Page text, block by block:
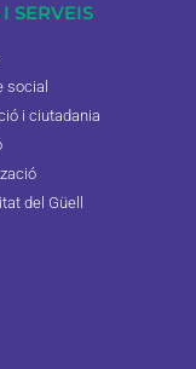
SERVEIS
social
i ciutadania
del Güell